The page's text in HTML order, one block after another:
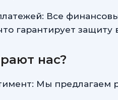
Все
гарантирует
нас?
Мы предлагаем